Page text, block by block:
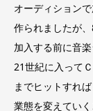
オーディション
作られましたが
加入する前に音
21世紀に入って
までヒットすれ
業態を変えてい